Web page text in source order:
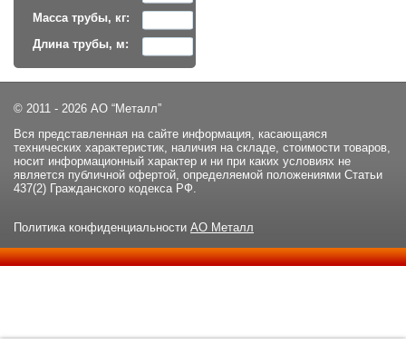
Масса трубы, кг:
Длина трубы, м:
© 2011 - 2026 АО “Металл”
Вся представленная на сайте информация, касающаяся
технических характеристик, наличия на складе, стоимости товаров,
носит информационный характер и ни при каких условиях не
является публичной офертой, определяемой положениями Статьи
437(2) Гражданского кодекса РФ.
Политика конфиденциальности АО Металл